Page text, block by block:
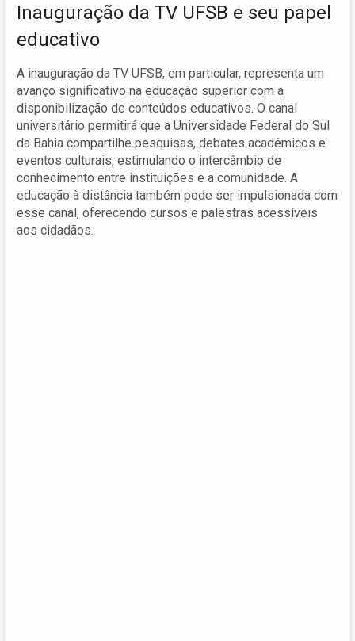
Inauguração da TV UFSB e seu papel
educativo
A inauguração da TV UFSB, em particular, representa um
avanço significativo na educação superior com a
disponibilização de conteúdos educativos. O canal
universitário permitirá que a Universidade Federal do Sul
da Bahia compartilhe pesquisas, debates acadêmicos e
eventos culturais, estimulando o intercâmbio de
conhecimento entre instituições e a comunidade. A
educação à distância também pode ser impulsionada com
esse canal, oferecendo cursos e palestras acessíveis
aos cidadãos.